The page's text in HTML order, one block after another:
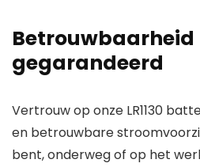
Betrouwbaarheid
gegarandeerd
Vertrouw op onze LR1130
en betrouwbare
bent, onderweg of op het